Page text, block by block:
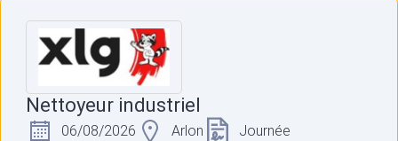
Nettoyeur industriel
06/08/2026 Arlon
Journée